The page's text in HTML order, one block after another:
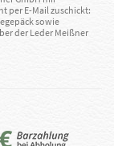
per E-Mail zuschickt:
sowie
der Leder Meißner